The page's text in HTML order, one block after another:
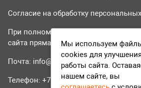
Согласие на обработку
При полном или частичном
сайта прямая гиперссылка на tvr24.tv
Почта: info@tvr24.tv
Телефон: +7 (496) 551-04-95
Мы используем
cookies для улучшения
работы сайта.
нашем сайте, вы